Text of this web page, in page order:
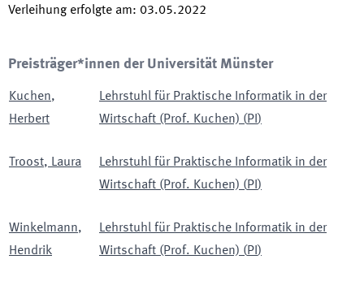
Verleihung erfolgte am: 03.05.2022
Preisträger*innen der Universität Münster
Kuchen,
Herbert
Lehrstuhl für Praktische Informatik in der
Wirtschaft (Prof. Kuchen) (PI )
Troost, Laura
Lehrstuhl für Praktische Informatik in der
Wirtschaft (Prof. Kuchen) (PI )
Winkelmann,
Hendrik
Lehrstuhl für Praktische Informatik in der
Wirtschaft (Prof. Kuchen) (PI )